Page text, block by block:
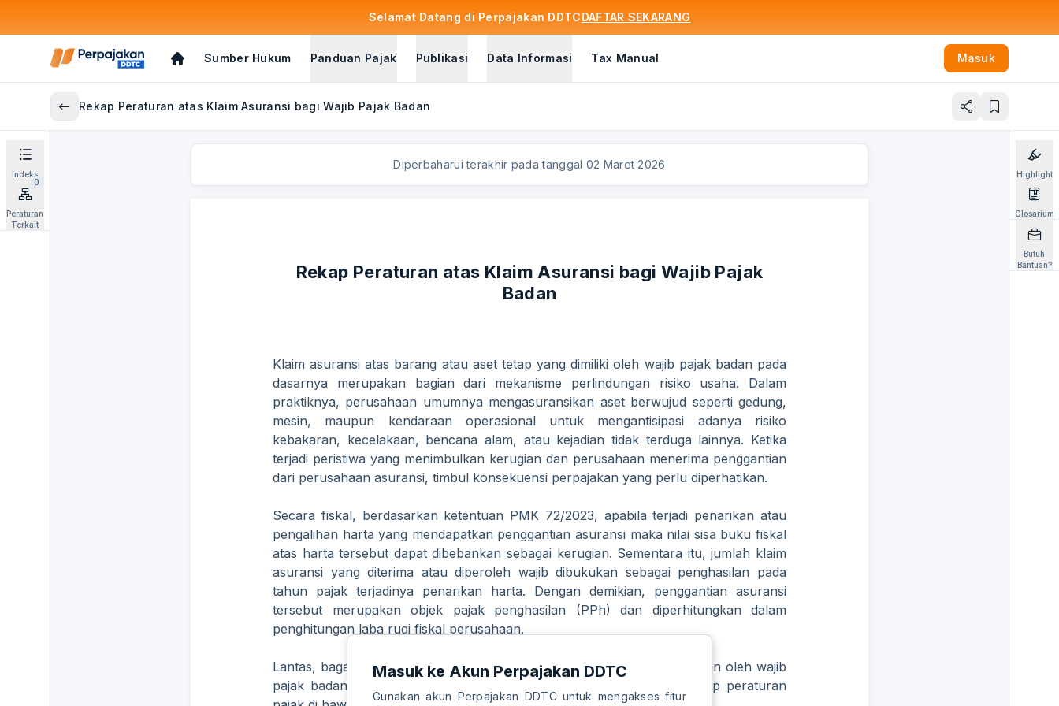
Selamat Datang di Perpajakan DDTCDAFTAR SEKARANG
Sumber Hukum Panduan Pajak Publikasi Data Informasi Tax Manual Masuk
Rekap Peraturan atas Klaim Asuransi bagi Wajib Pajak Badan
Indeks
0
Peraturan
Terkait
Diperbaharui terakhir pada tanggal 02 Maret 2026
Rekap Peraturan atas Klaim Asuransi bagi Wajib Pajak
Badan
Klaim asuransi atas barang atau aset tetap yang dimiliki oleh wajib pajak badan pada
dasarnya merupakan bagian dari mekanisme perlindungan risiko usaha. Dalam
praktiknya, perusahaan umumnya mengasuransikan aset berwujud seperti gedung,
mesin, maupun kendaraan operasional untuk mengantisipasi adanya risiko
kebakaran, kecelakaan, bencana alam, atau kejadian tidak terduga lainnya. Ketika
terjadi peristiwa yang menimbulkan kerugian dan perusahaan menerima penggantian
dari perusahaan asuransi, timbul konsekuensi perpajakan yang perlu diperhatikan.
Secara fiskal, berdasarkan ketentuan PMK 72/2023, apabila terjadi penarikan atau
pengalihan harta yang mendapatkan penggantian asuransi maka nilai sisa buku fiskal
atas harta tersebut dapat dibebankan sebagai kerugian. Sementara itu, jumlah klaim
asuransi yang diterima atau diperoleh wajib dibukukan sebagai penghasilan pada
tahun pajak terjadinya penarikan harta. Dengan demikian, penggantian asuransi
tersebut merupakan objek pajak penghasilan (PPh) dan diperhitungkan dalam
penghitungan laba rugi fiskal perusahaan.
Lantas, bagaimana aspek perpajakan atas klaim asuransi yang didapatkan oleh wajib
pajak badan? Untuk mengetahui lebih detailnya, bisa dilihat pada rekap peraturan
Masuk ke Akun Perpajakan DDTC
Gunakan akun Perpajakan DDTC untuk mengakses fitur
Highlight
Glosarium
Butuh
Bantuan?